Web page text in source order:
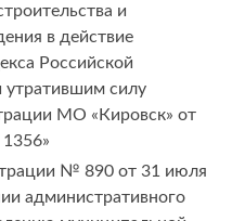
и
в действие
Российской
утратившим силу
МО «Кировск» от
№ 890 от 31 июля
административного